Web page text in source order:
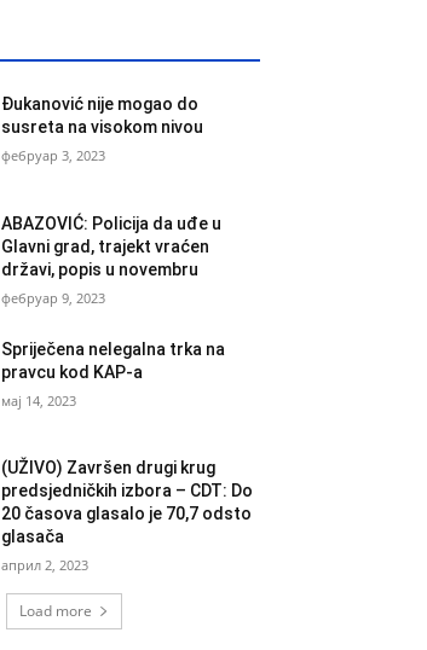
Đukanović nije mogao do
susreta na visokom nivou
фебруар 3, 2023
ABAZOVIĆ: Policija da uđe u
Glavni grad, trajekt vraćen
državi, popis u novembru
фебруар 9, 2023
Spriječena nelegalna trka na
pravcu kod KAP-a
мај 14, 2023
(UŽIVO) Završen drugi krug
predsjedničkih izbora – CDT: Do
20 časova glasalo je 70,7 odsto
glasača
април 2, 2023
Load more